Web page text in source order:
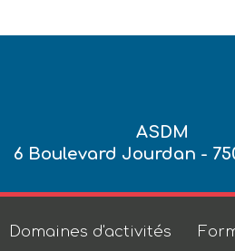
ASDM
6 Boulevard Jourdan -
Domaines d'activités